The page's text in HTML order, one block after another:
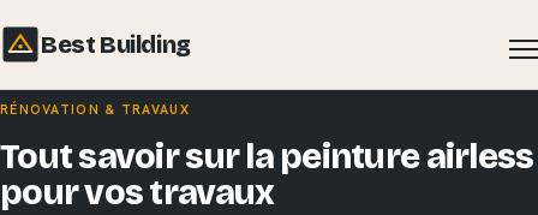
Best Building
Aller
au
contenu
RÉNOVATION & TRAVAUX
Tout savoir sur la peinture airless
pour vos travaux